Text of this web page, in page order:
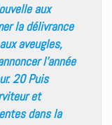
aux
la délivrance
aveugles,
l’année
20 Puis
et
dans la